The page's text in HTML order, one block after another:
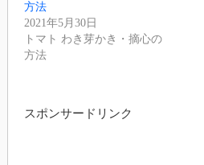
方法
2021年5月30日
トマト わき芽かき・摘心の
方法
スポンサードリンク